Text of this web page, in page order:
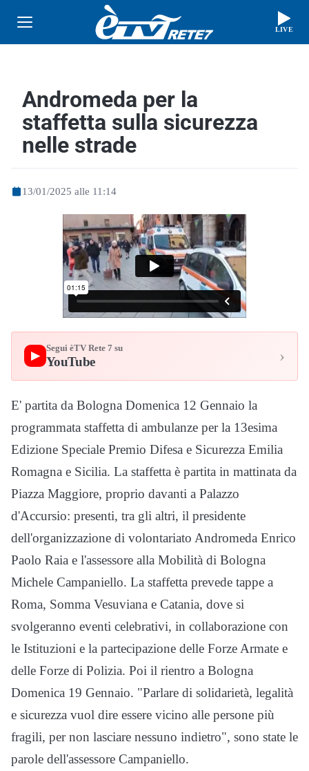
LIVE
Andromeda per la
staffetta sulla sicurezza
nelle strade
13/01/2025 alle 11:14
▶
Segui èTV Rete 7 su
YouTube ›
E' partita da Bologna Domenica 12 Gennaio la
programmata staffetta di ambulanze per la 13esima
Edizione Speciale Premio Difesa e Sicurezza Emilia
Romagna e Sicilia. La staffetta è partita in mattinata da
Piazza Maggiore, proprio davanti a Palazzo
d'Accursio: presenti, tra gli altri, il presidente
dell'organizzazione di volontariato Andromeda Enrico
Paolo Raia e l'assessore alla Mobilità di Bologna
Michele Campaniello. La staffetta prevede tappe a
Roma, Somma Vesuviana e Catania, dove si
svolgeranno eventi celebrativi, in collaborazione con
le Istituzioni e la partecipazione delle Forze Armate e
delle Forze di Polizia. Poi il rientro a Bologna
Domenica 19 Gennaio. "Parlare di solidarietà, legalità
e sicurezza vuol dire essere vicino alle persone più
fragili, per non lasciare nessuno indietro", sono state le
parole dell'assessore Campaniello.